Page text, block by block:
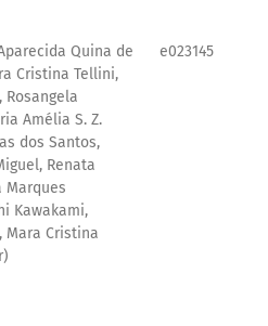
Quina de
Cristina Tellini,
Rosangela
Amélia S. Z.
dos Santos,
Renata
Marques
Kawakami,
Mara Cristina
e023145